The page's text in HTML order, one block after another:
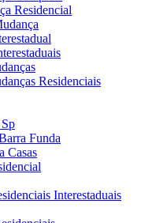
Residencial
Residenciais
Funda
Casas
Interestaduais